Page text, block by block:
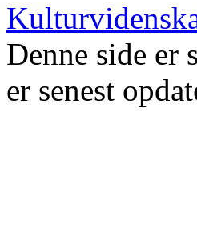
Denne side er
er senest